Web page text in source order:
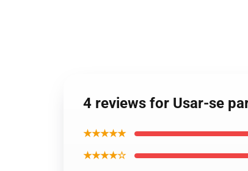
4 reviews for Usar-se
★★★★★
★★★★☆